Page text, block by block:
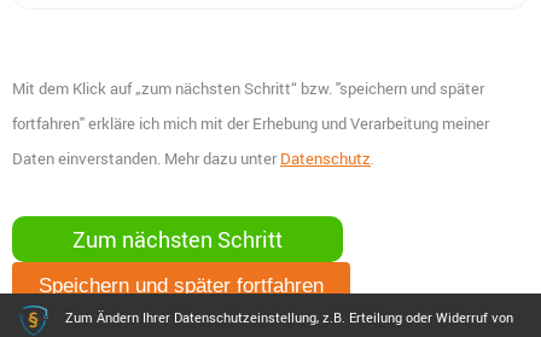
Mit dem Klick auf „zum nächsten Schritt“ bzw. "speichern und später
fortfahren" erkläre ich mich mit der Erhebung und Verarbeitung meiner
Daten einverstanden. Mehr dazu unterDatenschutz.
Speichern und später fortfahren
Zum Ändern Ihrer Datenschutzeinstellung, z.B. Erteilung oder Widerruf von